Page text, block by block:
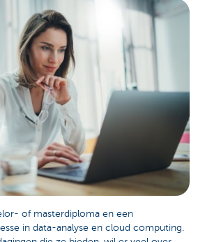
of masterdiploma en een
in data-analyse en cloud computing.